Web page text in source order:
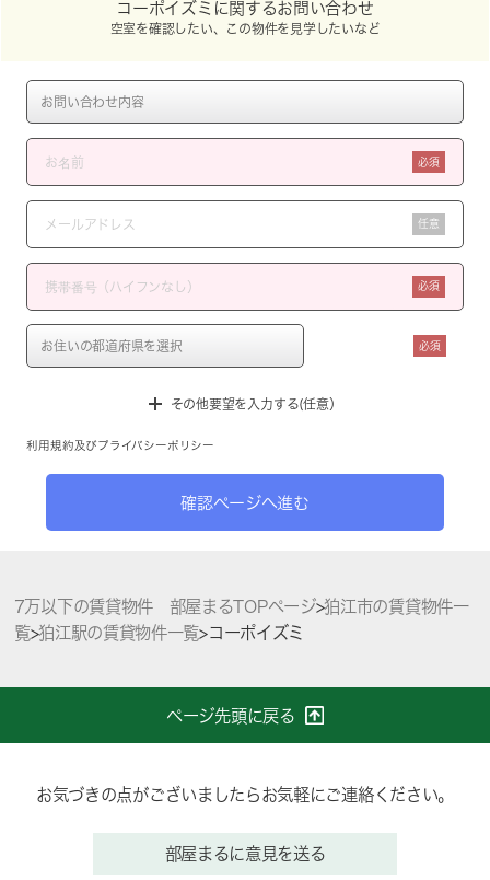
コーポイズミに関するお問い合わせ
空室を確認したい、この物件を見学したいなど
必須
任意
必須
必須
その他要望を入力する(任意）
利用規約 及び プライバシーポリシー
確認ページへ進む
7万以下の賃貸物件 部屋まるTOPページ>狛江市の賃貸物件一
覧>狛江駅の賃貸物件一覧>コーポイズミ
ページ先頭に戻る
お気づきの点がございましたらお気軽にご連絡ください。
部屋まるに意見を送る